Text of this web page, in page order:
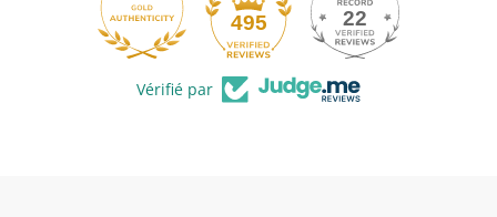
495 22
Vérifié par